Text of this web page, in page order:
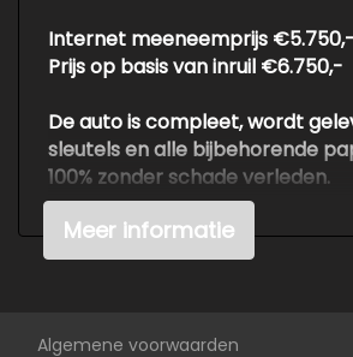
Bestuurdersstoel in hoogte
Elektrische ramen voor en
Passagiersstoel in hoogte
Stuur en versnellingspook
Stuur verstelbaar
Internet meeneemprijs €5.750,-
Prijs op basis van inruil €6.750,-
De auto is compleet, wordt
sleutels en alle bijbehorende
100% zonder schade verleden.
Voor meer info of een
proefrit: tel. 06-38053225 ook
AFSPRAAK!
Meer informatie
Algemene voorwaarden